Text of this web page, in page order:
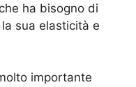
ha bisogno di
sua elasticità e
importante